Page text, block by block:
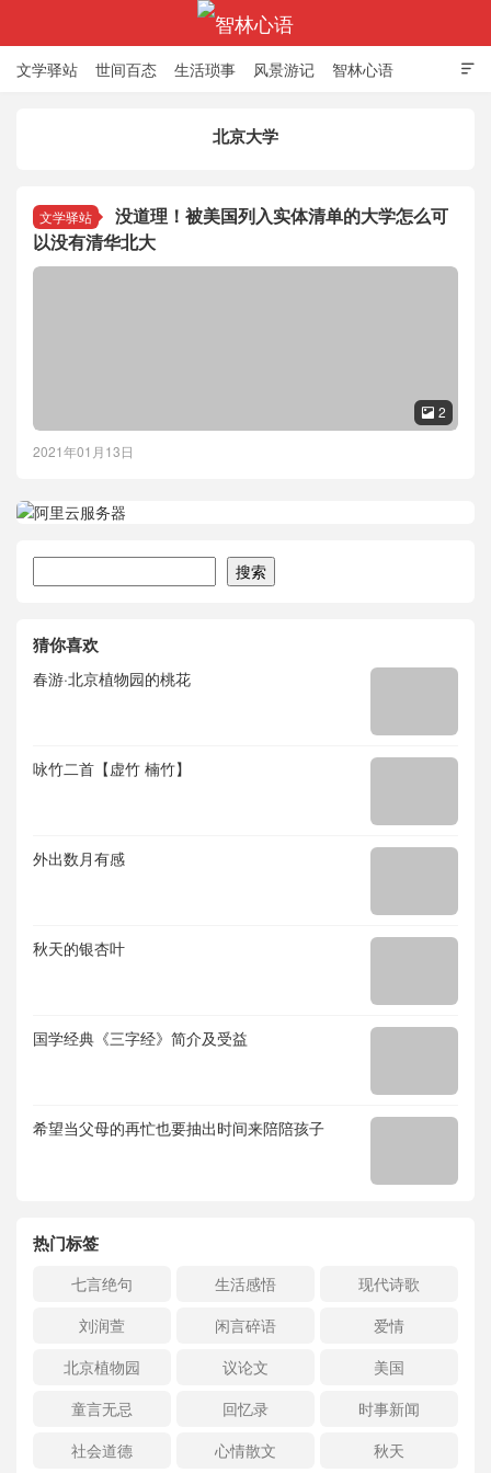

文学驿站 世间百态 生活琐事 风景游记 智林心语
北京大学
文学驿站
没道理！被美国列入实体清单的大学怎么可
以没有清华北大
 2
2021年01月13日
搜索
猜你喜欢
春游·北京植物园的桃花
咏竹二首【虚竹 楠竹】
外出数月有感
秋天的银杏叶
国学经典《三字经》简介及受益
希望当父母的再忙也要抽出时间来陪陪孩子
热门标签
七言绝句 生活感悟
现代诗歌
刘润萱
闲言碎语
爱情
北京植物园
议论文
美国
童言无忌
回忆录
时事新闻
社会道德
心情散文 秋天